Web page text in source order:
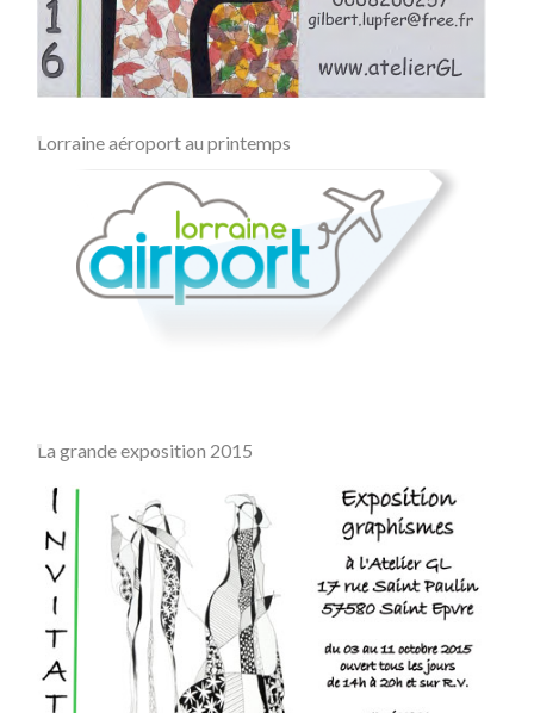
Lorraine aéroport au printemps
La grande exposition 2015